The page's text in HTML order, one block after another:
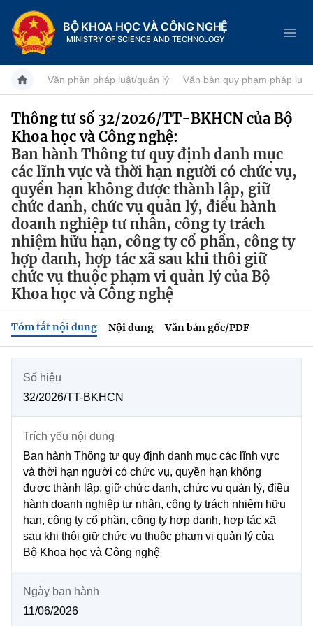
BỘ KHOA HỌC VÀ CÔNG NGHỆ
MINISTRY OF SCIENCE AND TECHNOLOGY
Danh mục
Trang chủ
Giới thiệu
Chức năng nhiệm vụ
Cơ cấu tổ chức
Lịch sử phát triển
Sở Khoa học và Công nghệ
Tin tức sự kiện
Khoa học và Công nghệ
Đổi mới sáng tạo
Chuyển đổi số
Sở hữu trí tuệ
Tiêu chuẩn, đo lường, chất lượng
Năng lượng nguyên tử
Tin tổng hợp
Tin địa phương
Dịch vụ công
Hệ thống văn bản
Văn bản QPPL
Lấy ý kiến người dân về dự thảo VBQPPL
MST IOFFICE
THỐNG KÊ
Khoa học và Công nghệ
Chuyển đổi số
Bưu chính, Viễn thông
Sở hữu trí tuệ
Năng lượng nguyên tử
Multimedia
Khác
Videos
Infographic
Ảnh
Voice
Văn phản pháp luật/quản lý Văn bản quy phạm pháp luật
Thông tư số 32/2026/TT-BKHCN của Bộ
Khoa học và Công nghệ:
Ban hành Thông tư quy định danh mục
các lĩnh vực và thời hạn người có chức vụ,
quyền hạn không được thành lập, giữ
chức danh, chức vụ quản lý, điều hành
doanh nghiệp tư nhân, công ty trách
nhiệm hữu hạn, công ty cổ phần, công ty
hợp danh, hợp tác xã sau khi thôi giữ
chức vụ thuộc phạm vi quản lý của Bộ
Khoa học và Công nghệ
Tóm tắt nội dung Nội dung Văn bản gốc/PDF
Số hiệu
32/2026/TT-BKHCN
Trích yếu nội dung
Ban hành Thông tư quy định danh mục các lĩnh vực
và thời hạn người có chức vụ, quyền hạn không
được thành lập, giữ chức danh, chức vụ quản lý, điều
hành doanh nghiệp tư nhân, công ty trách nhiệm hữu
hạn, công ty cổ phần, công ty hợp danh, hợp tác xã
sau khi thôi giữ chức vụ thuộc phạm vi quản lý của
Bộ Khoa học và Công nghệ
Ngày ban hành
11/06/2026